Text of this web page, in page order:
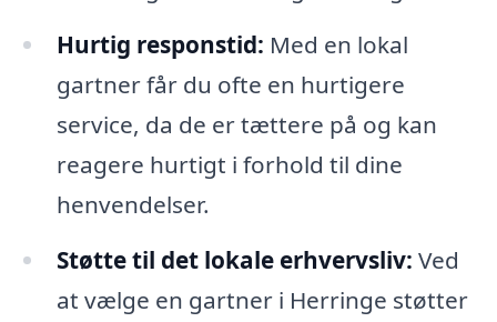
Hurtig responstid: Med en lokal
gartner får du ofte en hurtigere
service, da de er tættere på og kan
reagere hurtigt i forhold til dine
henvendelser.
Støtte til det lokale erhvervsliv: Ved
at vælge en gartner i Herringe støtter